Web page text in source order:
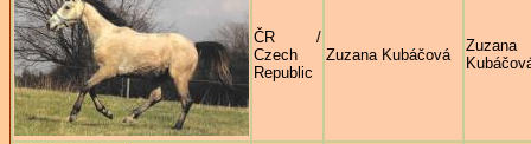
ČR /
Czech
Republic
Zuzana Kubáčová
Zuzana